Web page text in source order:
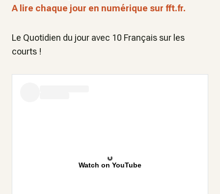
A lire chaque jour en numérique sur fft.fr.
Le Quotidien du jour avec 10 Français sur les
courts !
Watch on YouTube